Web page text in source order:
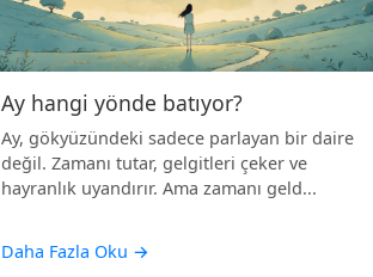
Ay hangi yönde batıyor?
Ay, gökyüzündeki sadece parlayan bir daire
değil. Zamanı tutar, gelgitleri çeker ve
hayranlık uyandırır. Ama zamanı geld...
Daha Fazla Oku →